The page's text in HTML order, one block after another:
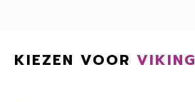
KIEZEN VOOR VIKING